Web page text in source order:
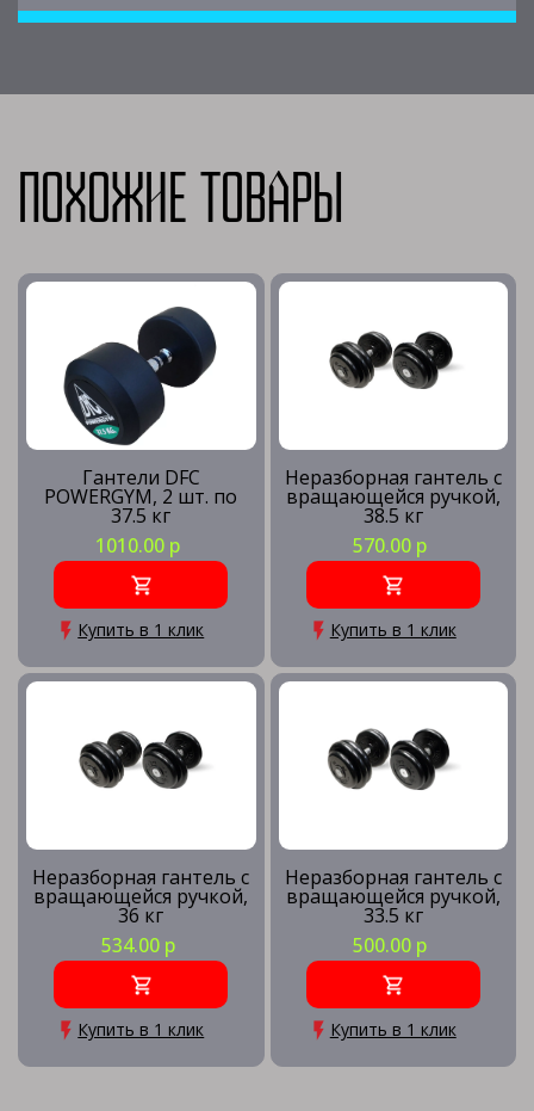
Похожие товары
Гантели DFC
POWERGYM, 2 шт. по
37.5 кг
1010.00 р
Купить в 1 клик
Неразборная гантель c
вращающейся ручкой,
38.5 кг
570.00 р
Купить в 1 клик
Неразборная гантель c
вращающейся ручкой,
36 кг
534.00 р
Купить в 1 клик
Неразборная гантель c
вращающейся ручкой,
33.5 кг
500.00 р
Купить в 1 клик